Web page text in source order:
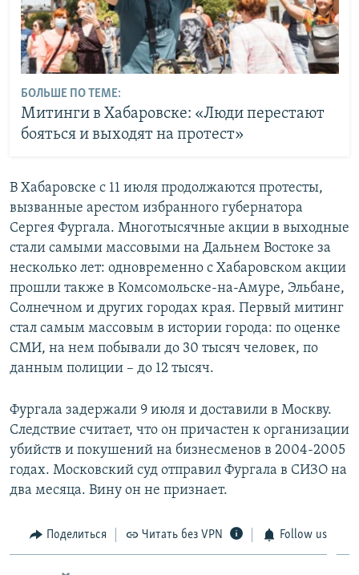
БОЛЬШЕ ПО ТЕМЕ:
Митинги в Хабаровске: «Люди перестают
бояться и выходят на протест»
В Хабаровске с 11 июля продолжаются протесты,
вызванные арестом избранного губернатора
Сергея Фургала. Многотысячные акции в выходные
стали самыми массовыми на Дальнем Востоке за
несколько лет: одновременно с Хабаровском акции
прошли также в Комсомольске-на-Амуре, Эльбане,
Солнечном и других городах края. Первый митинг
стал самым массовым в истории города: по оценке
СМИ, на нем побывали до 30 тысяч человек, по
данным полиции – до 12 тысяч. ​
Фургала задержали 9 июля и доставили в Москву.
Следствие считает, что он причастен к организации
убийств и покушений на бизнесменов в 2004-2005
годах. Московский суд отправил Фургала в СИЗО на
два месяца. Вину он не признает.
Поделиться Читать без VPN Follow us